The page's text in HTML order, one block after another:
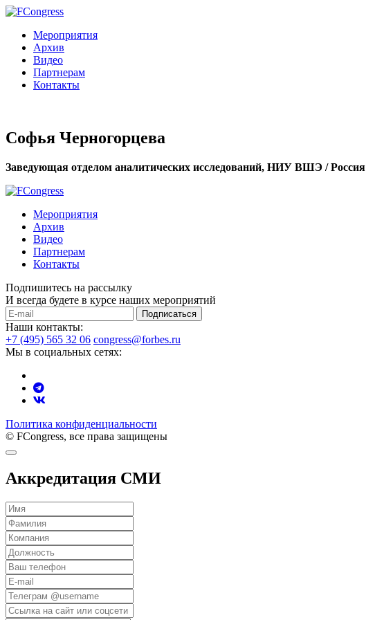
Мероприятия
Архив
Видео
Партнерам
Контакты
Софья Черногорцева
Заведующая отделом аналитических исследований, НИУ ВШЭ / Россия
Мероприятия
Архив
Видео
Партнерам
Контакты
Подпишитесь на рассылку
И всегда будете в курсе наших мероприятий
Подписаться
Наши контакты:
+7 (495) 565 32 06 congress@forbes.ru
Мы в социальных сетях:
Политика конфиденциальности
© FCongress, все права защищены
Аккредитация СМИ